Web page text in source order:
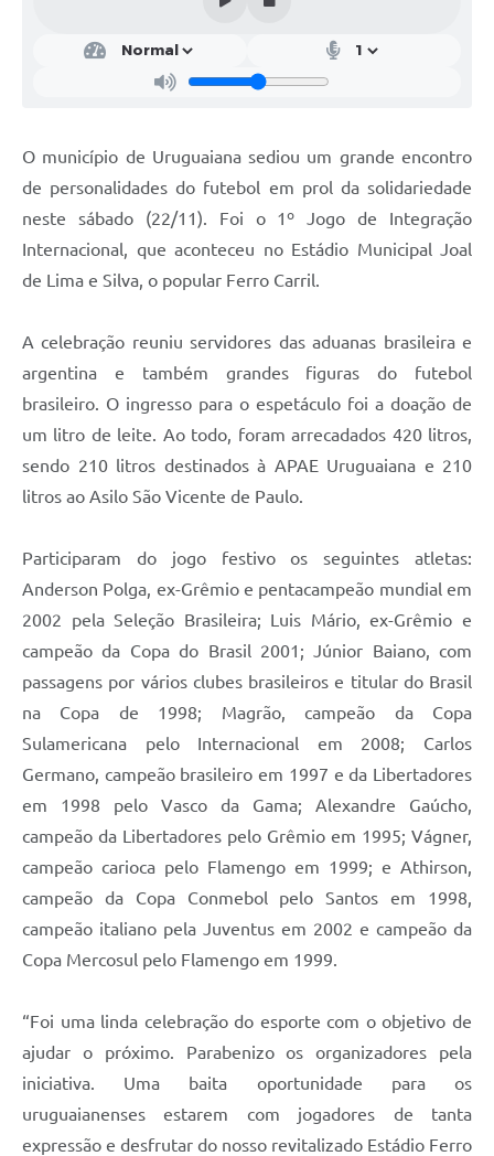
Contas Públicas
Links
Telefones Úteis
O município de Uruguaiana sediou um grande encontro
de personalidades do futebol em prol da solidariedade
neste sábado (22/11). Foi o 1º Jogo de Integração
Internacional, que aconteceu no Estádio Municipal Joal
de Lima e Silva, o popular Ferro Carril.
A celebração reuniu servidores das aduanas brasileira e
argentina e também grandes figuras do futebol
brasileiro. O ingresso para o espetáculo foi a doação de
um litro de leite. Ao todo, foram arrecadados 420 litros,
sendo 210 litros destinados à APAE Uruguaiana e 210
litros ao Asilo São Vicente de Paulo.
Participaram do jogo festivo os seguintes atletas:
Anderson Polga, ex-Grêmio e pentacampeão mundial em
2002 pela Seleção Brasileira; Luis Mário, ex-Grêmio e
campeão da Copa do Brasil 2001; Júnior Baiano, com
passagens por vários clubes brasileiros e titular do Brasil
na Copa de 1998; Magrão, campeão da Copa
Sulamericana pelo Internacional em 2008; Carlos
Germano, campeão brasileiro em 1997 e da Libertadores
em 1998 pelo Vasco da Gama; Alexandre Gaúcho,
campeão da Libertadores pelo Grêmio em 1995; Vágner,
campeão carioca pelo Flamengo em 1999; e Athirson,
campeão da Copa Conmebol pelo Santos em 1998,
campeão italiano pela Juventus em 2002 e campeão da
Copa Mercosul pelo Flamengo em 1999.
“Foi uma linda celebração do esporte com o objetivo de
ajudar o próximo. Parabenizo os organizadores pela
iniciativa. Uma baita oportunidade para os
uruguaianenses estarem com jogadores de tanta
expressão e desfrutar do nosso revitalizado Estádio Ferro